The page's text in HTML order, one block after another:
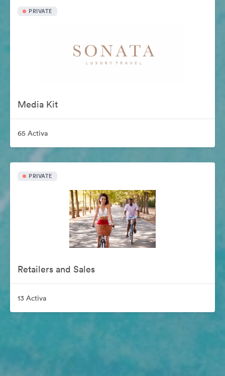
PRIVATE
Media Kit
65 Activa
PRIVATE
Retailers and Sales
13 Activa